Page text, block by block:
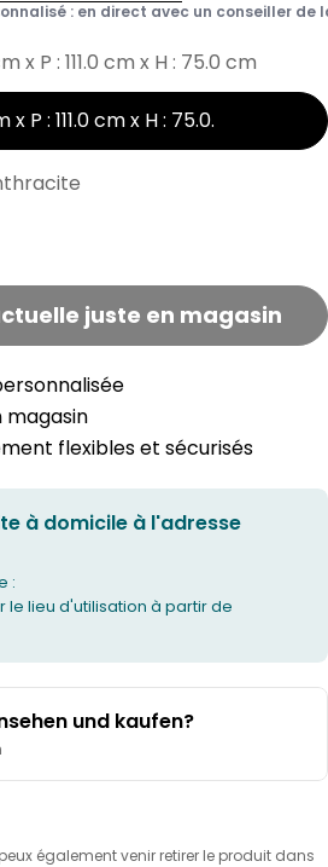
: en direct avec un conseiller de
x P : 111.0 cm x H : 75.0 cm
x P : 111.0 cm x H : 75.0.
de housses de protection
la quantité de housses
juste en magasin
magasin
flexibles et sécurisés
à domicile à l'adresse
:
le lieu d'utilisation à partir de
und kaufen?
également venir retirer le produit dans